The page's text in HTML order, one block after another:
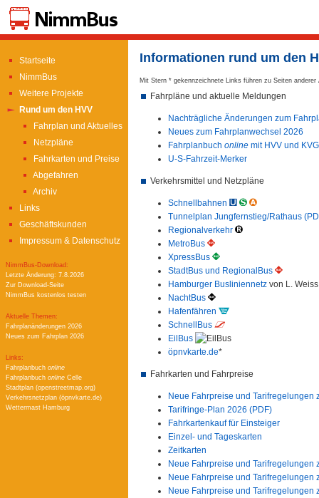
Startseite
NimmBus
Weitere Projekte
Rund um den HVV
Fahrplan und Aktuelles
Netzpläne
Fahrkarten und Preise
Abgefahren
Archiv
Links
Geschäftskunden
Impressum & Datenschutz
NimmBus-Download:
Letzte Änderung: 7.8.2026
Zur Download-Seite
NimmBus kostenlos testen
Aktuelle Themen:
Fahrplanänderungen 2026
Neues zum Fahrplan 2026
Links:
Fahrplanbuch online
Fahrplanbuch online Celle
Stadtplan (openstreetmap.org)
Verkehrsnetzplan (öpnvkarte.de)
Wettermast Hamburg
Informationen rund um den
Mit Stern * gekennzeichnete Links führen zu Seiten anderer
Fahrpläne und aktuelle Meldungen
Nachträgliche Änderungen zum
Neues zum Fahrplanwechsel 2026
Fahrplanbuch online mit HVV und KVG
U-S-Fahrzeit-Merker
Verkehrsmittel und Netzpläne
Schnellbahnen
Tunnelplan Jungfernstieg/Rathaus
Regionalverkehr
MetroBus
XpressBus
StadtBus und RegionalBus
Hamburger Busliniennetz von L.
NachtBus
Hafenfähren
SchnellBus
EilBus
öpnvkarte.de*
Fahrkarten und Fahrpreise
Neue Fahrpreise und Tarifregelungen
Tarifringe-Plan 2026 (PDF)
Fahrkartenkauf für Einsteiger
Einzel- und Tageskarten
Zeitkarten
Neue Fahrpreise und Tarifregelungen
Neue Fahrpreise und Tarifregelungen
Neue Fahrpreise und Tarifregelungen